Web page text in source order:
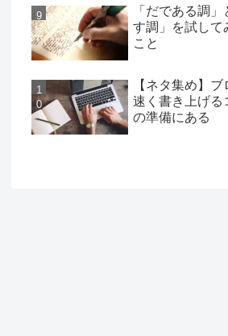
「だである調」
す調」を試して
こと
【ネタ集め】
速く書き上げる
の準備にある